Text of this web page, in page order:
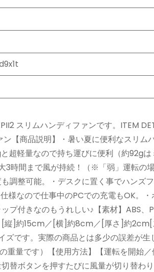
スリムハンディファンです。ITEM
【商品説明】・暑い夏に便利なスリム
軽量なので持ち運びに便利（約92gは
3時間まで風が持続！（※「弱」運転の
調整可能。・デスクに置く事でハンズ
様なので仕事中のPCでの充電もOK。
プ付きなのもうれしい♪【素材】ABS、
[縦]約15cm／[横]約8cm／[厚さ]約
です。実際の商品とは多少の誤差が生
量です）【使用方法】【運転を開始
替ボタンを押すたびに風量が切り替わ